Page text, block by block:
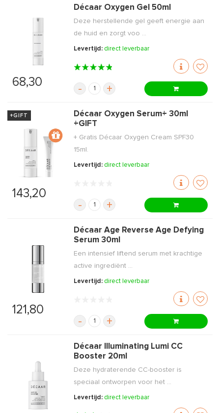
68,30
Décaar Oxygen Gel 50ml
Deze herstellende gel geeft energie aan
de huid en zorgt voo ...
Levertijd: direct leverbaar
- +
+GIFT
143,20
Décaar Oxygen Serum+ 30ml
+GIFT
+ Gratis Décaar Oxygen Cream SPF30
15ml.
Levertijd: direct leverbaar
- +
121,80
Décaar Age Reverse Age Defying
Serum 30ml
Een intensief liftend serum met krachtige
active ingrediënt ...
Levertijd: direct leverbaar
- +
Décaar Illuminating Lumi CC
Booster 20ml
Deze hydraterende CC-booster is
speciaal ontworpen voor het ...
Levertijd: direct leverbaar